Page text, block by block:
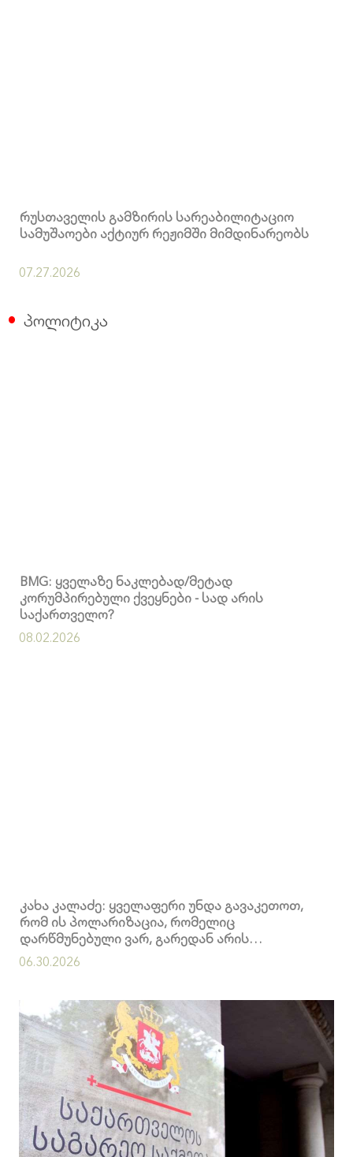
რუსთაველის გამზირის სარეაბილიტაციო
სამუშაოები აქტიურ რეჟიმში მიმდინარეობს
07.27.2026
პოლიტიკა
BMG: ყველაზე ნაკლებად/მეტად
კორუმპირებული ქვეყნები - სად არის
საქართველო?
08.02.2026
კახა კალაძე: ყველაფერი უნდა გავაკეთოთ,
რომ ის პოლარიზაცია, რომელიც
დარწმუნებული ვარ, გარედან არის
თავსმოხვეული, დავასრულოთ
06.30.2026